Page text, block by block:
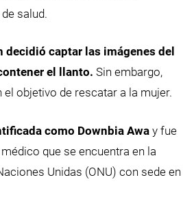
salud.
decidió captar las imágenes del
el llanto. Sin embargo,
objetivo de rescatar a la mujer.
como Downbia Away fue
que se encuentra en la
Unidas (ONU) con sede en